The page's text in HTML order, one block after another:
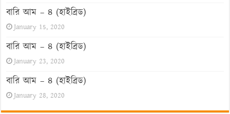
বারি আম – ৪ (হাইব্রিড)
January 15, 2020
বারি আম – ৪ (হাইব্রিড)
January 23, 2020
বারি আম – ৪ (হাইব্রিড)
January 28, 2020